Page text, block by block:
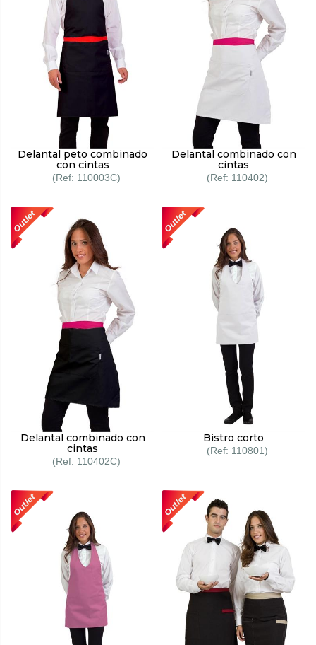
Delantal peto combinado
con cintas
110003C
Delantal combinado con
cintas
110402
Delantal combinado con
cintas
110402C
Bistro corto
110801